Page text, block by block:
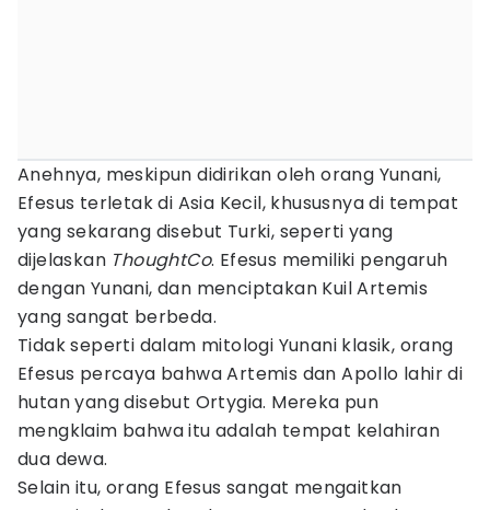
Anehnya, meskipun didirikan oleh orang Yunani,
Efesus terletak di Asia Kecil, khususnya di tempat
yang sekarang disebut Turki, seperti yang
dijelaskan ThoughtCo. Efesus memiliki pengaruh
dengan Yunani, dan menciptakan Kuil Artemis
yang sangat berbeda.
Tidak seperti dalam mitologi Yunani klasik, orang
Efesus percaya bahwa Artemis dan Apollo lahir di
hutan yang disebut Ortygia. Mereka pun
mengklaim bahwa itu adalah tempat kelahiran
dua dewa.
Selain itu, orang Efesus sangat mengaitkan